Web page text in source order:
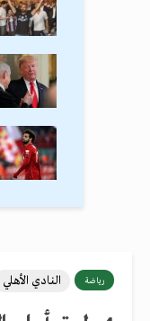
رياضة النادي الأهلي